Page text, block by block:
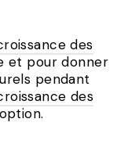
des
et pour donner
pendant
des